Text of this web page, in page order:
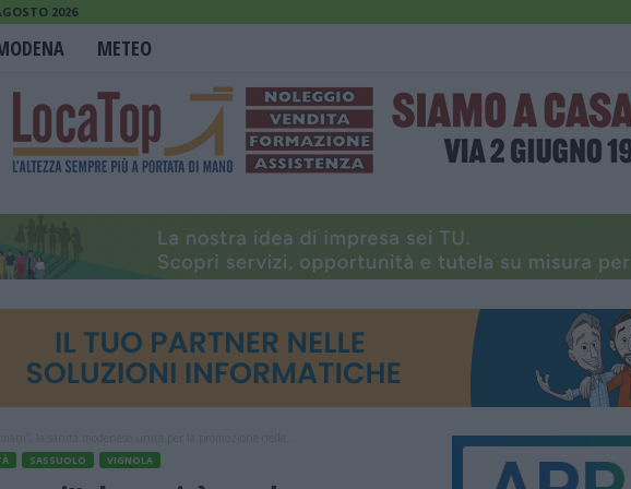
2026
METEO
SASSUOLO VIGNOLA